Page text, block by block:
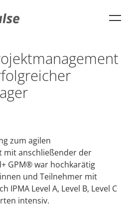
zum agilen
mit anschließender der
GPM® war hochkarätig
und Teilnehmer mit
IPMA Level A, Level B, Level C
intensiv.